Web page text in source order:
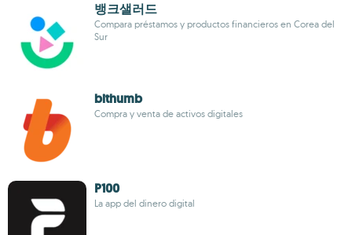
뱅크샐러드
Compara préstamos y productos financieros en Corea del
Sur
bithumb
Compra y venta de activos digitales
P100
La app del dinero digital